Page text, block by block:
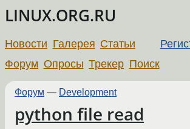
LINUX.ORG.RU
Новости Галерея Статьи
Форум Опросы Трекер Поиск
Форум — Development
python file read